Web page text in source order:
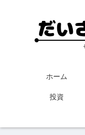
ホーム
投資